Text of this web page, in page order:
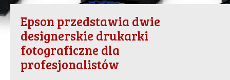
Epson przedstawia dwie
designerskie drukarki
fotograficzne dla
profesjonalistów